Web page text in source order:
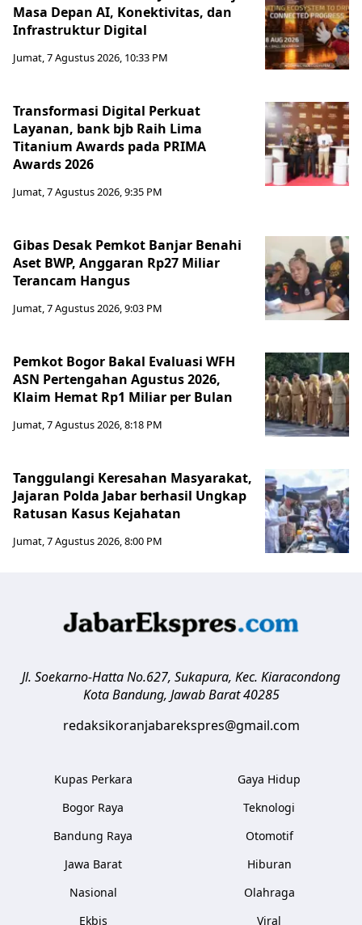
Masa Depan AI, Konektivitas, dan
Infrastruktur Digital
Jumat, 7 Agustus 2026, 10:33 PM
Transformasi Digital Perkuat
Layanan, bank bjb Raih Lima
Titanium Awards pada PRIMA
Awards 2026
Jumat, 7 Agustus 2026, 9:35 PM
Gibas Desak Pemkot Banjar Benahi
Aset BWP, Anggaran Rp27 Miliar
Terancam Hangus
Jumat, 7 Agustus 2026, 9:03 PM
Pemkot Bogor Bakal Evaluasi WFH
ASN Pertengahan Agustus 2026,
Klaim Hemat Rp1 Miliar per Bulan
Jumat, 7 Agustus 2026, 8:18 PM
Tanggulangi Keresahan Masyarakat,
Jajaran Polda Jabar berhasil Ungkap
Ratusan Kasus Kejahatan
Jumat, 7 Agustus 2026, 8:00 PM
Jl. Soekarno-Hatta No.627, Sukapura, Kec. Kiaracondong
Kota Bandung, Jawab Barat 40285
redaksikoranjabarekspres@gmail.com
Kupas Perkara
Bogor Raya
Bandung Raya
Jawa Barat
Nasional
Ekbis
Gaya Hidup
Teknologi
Otomotif
Hiburan
Olahraga
Viral